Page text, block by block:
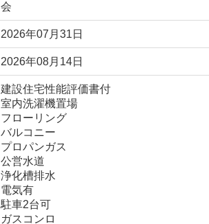
会
2026年07月31日
2026年08月14日
建設住宅性能評価書付
室内洗濯機置場
フローリング
バルコニー
プロパンガス
公営水道
浄化槽排水
電気有
駐車2台可
ガスコンロ